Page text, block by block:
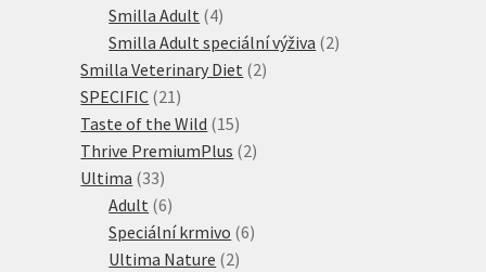
produktů
Smilla Adult 44
produkty
Smilla Adult speciální výživa 22
Smilla Veterinary Diet 22
SPECIFIC 21 21
produktů
Taste of the Wild 1515
produktů
Thrive PremiumPlus 22
Ultima 3333
produktů
Adult 66
produktů
Speciální krmivo 66
Ultima Nature 22